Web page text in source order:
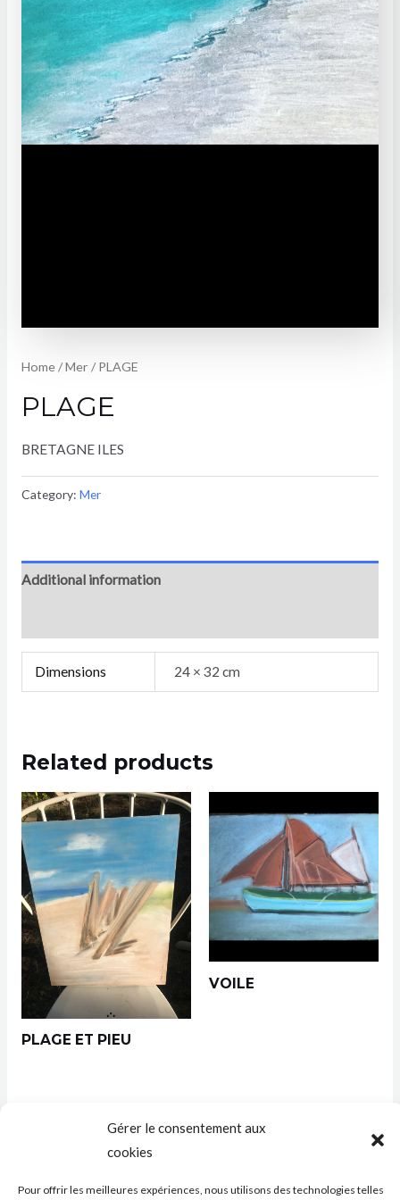
Gérer le consentement aux
cookies
Pour offrir les meilleures expériences, nous utilisons des technologies telles
Home/Mer / PLAGE
PLAGE
BRETAGNE ILES
Category: Mer
Additional information
Dimensions 24 × 32 cm
Related products
PLAGE ET PIEU
VOILE